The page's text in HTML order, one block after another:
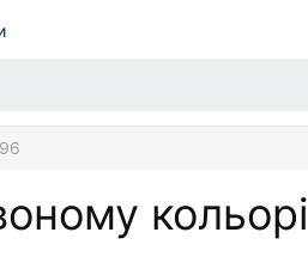
кольорі